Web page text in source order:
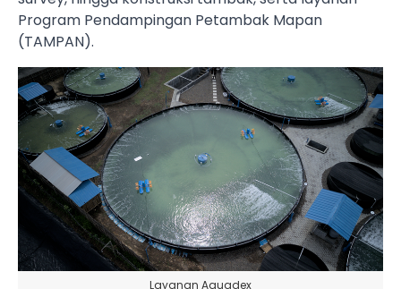
Program Pendampingan Petambak Mapan
(TAMPAN).
Layanan Aquadex